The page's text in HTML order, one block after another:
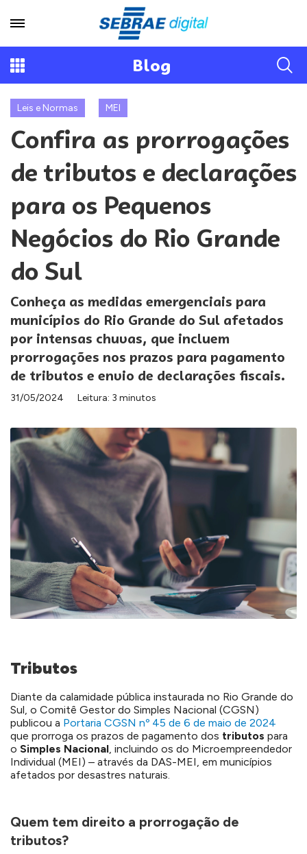
Blog
Leis e Normas MEI
Confira as prorrogações
de tributos e declarações
para os Pequenos
Negócios do Rio Grande
do Sul
Conheça as medidas emergenciais para
municípios do Rio Grande do Sul afetados
por intensas chuvas, que incluem
prorrogações nos prazos para pagamento
de tributos e envio de declarações fiscais.
31/05/2024 Leitura: 3 minutos
Tributos
Diante da calamidade pública instaurada no Rio Grande do
Sul, o Comitê Gestor do Simples Nacional (CGSN)
publicou a Portaria CGSN nº 45 de 6 de maio de 2024
que prorroga os prazos de pagamento dos tributos para
o Simples Nacional, incluindo os do Microempreendedor
Individual (MEI) – através da DAS-MEI, em municípios
afetados por desastres naturais.
Quem tem direito a prorrogação de
tributos?